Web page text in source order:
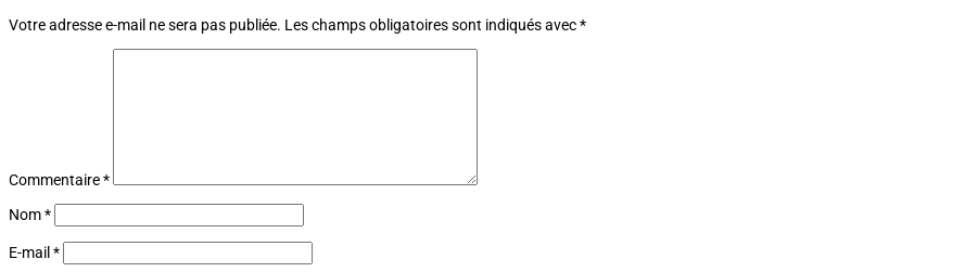
Votre adresse e-mail ne sera pas publiée. Les champs obligatoires sont indiqués avec*
Commentaire*
Nom*
E-mail *